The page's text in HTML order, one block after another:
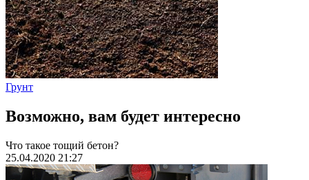
Грунт
Возможно, вам будет интересно
Что такое тощий бетон?
25.04.2020 21:27